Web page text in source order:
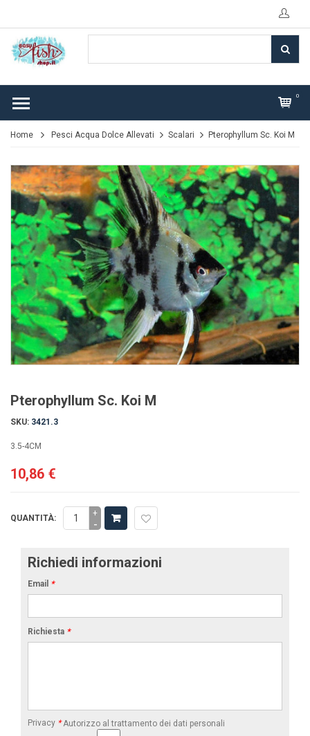
0
Home Pesci Acqua Dolce Allevati Scalari Pterophyllum Sc. Koi M
Pterophyllum Sc. Koi M
SKU: 3421.3
3.5-4CM
10,86 €
QUANTITÀ: +
-
Richiedi informazioni
Email *
Richiesta *
Privacy * Autorizzo al trattamento dei dati personali